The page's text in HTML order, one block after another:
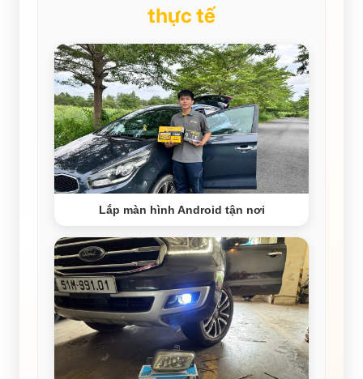
thực tế
Lắp màn hình Android tận nơi